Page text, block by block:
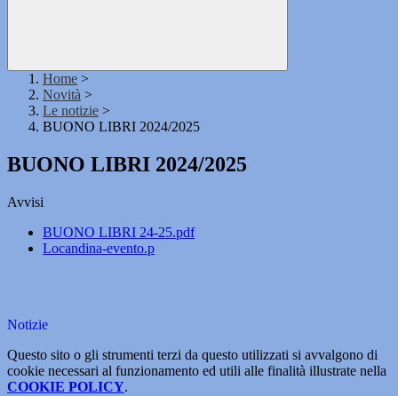
Home >
Novità >
Le notizie >
BUONO LIBRI 2024/2025
BUONO LIBRI 2024/2025
Avvisi
BUONO LIBRI 24-25.pdf
Locandina-evento.p
Notizie
Questo sito o gli strumenti terzi da questo utilizzati si avvalgono di
cookie necessari al funzionamento ed utili alle finalità illustrate nella
COOKIE POLICY.